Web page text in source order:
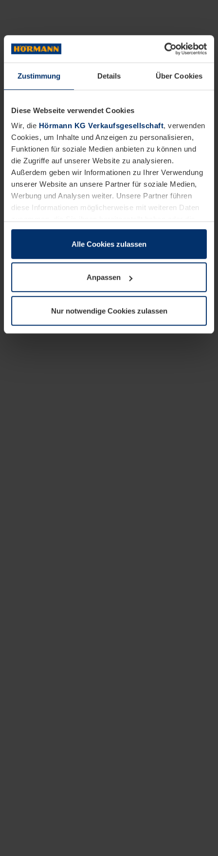
Zustimmung Details Über Cookies
Diese Webseite verwendet Cookies
Wir, die Hörmann KG Verkaufsgesellschaft, verwenden
Cookies, um Inhalte und Anzeigen zu personalisieren,
Funktionen für soziale Medien anbieten zu können und
die Zugriffe auf unserer Website zu analysieren.
Außerdem geben wir Informationen zu Ihrer Verwendung
unserer Website an unsere Partner für soziale Medien,
Werbung und Analysen weiter. Unsere Partner führen
diese Informationen möglicherweise mit weiteren Daten
sie im Rahmen Ihrer Nutzung der Dienste gesammelt
wenn diese für den Betrieb dieser Seite unbedingt
notwendig sind. Für alle anderen Cookie-Typen benötigen
wir Ihre Erlaubnis. Ihre Einwilligung können Sie jederzeit
Datenschutzerklärungunserer Website ändern oder
widerrufen.
Alle Cookies zulassen
Anpassen
Nur notwendige Cookies zulassen